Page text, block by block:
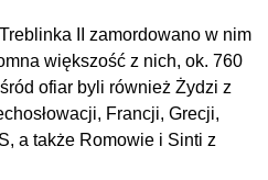
II zamordowano w nim
większość z nich, ok. 760
ofiar byli również Żydzi z
Francji, Grecji,
a także Romowie i Sinti z